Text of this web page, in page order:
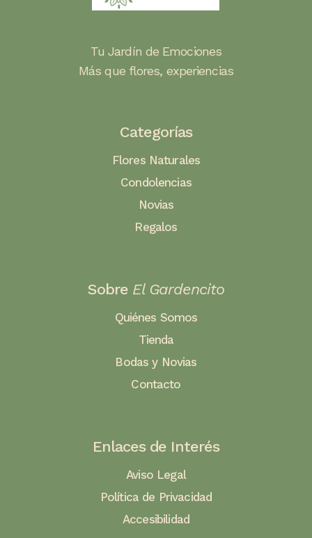
Tu Jardín de Emociones
Más que flores, experiencias
Categorías
Flores Naturales
Condolencias
Novias
Regalos
Sobre El Gardencito
Quiénes Somos
Tienda
Bodas y Novias
Contacto
Enlaces de Interés
Aviso Legal
Política de Privacidad
Accesibilidad